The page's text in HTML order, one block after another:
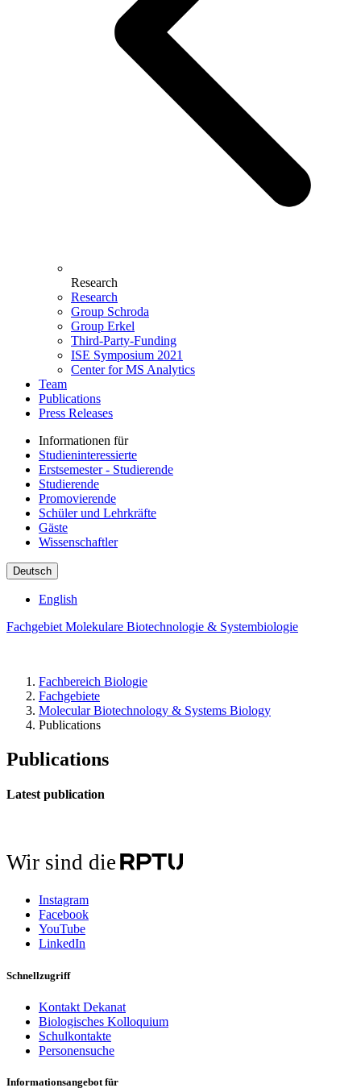
Research
Research
Group Schroda
Group Erkel
Third-Party-Funding
ISE Symposium 2021
Center for MS Analytics
Team
Publications
Press Releases
Informationen für
Studieninteressierte
Erstsemester - Studierende
Studierende
Promovierende
Schüler und Lehrkräfte
Gäste
Wissenschaftler
Deutsch
English
Fachgebiet Molekulare Biotechnologie & Systembiologie
Fachbereich Biologie
Fachgebiete
Molecular Biotechnology & Systems Biology
Publications
Publications
Latest publication
Wir sind die
Instagram
Facebook
YouTube
LinkedIn
Schnellzugriff
Kontakt Dekanat
Biologisches Kolloquium
Schulkontakte
Personensuche
Informationsangebot für